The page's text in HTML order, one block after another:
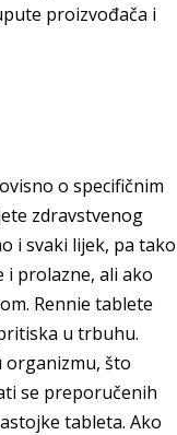
proizvođača i
o specifičnim
zdravstvenog
i svaki lijek, pa tako
i prolazne, ali ako
Rennie tablete
u trbuhu.
organizmu, što
se preporučenih
tableta. Ako